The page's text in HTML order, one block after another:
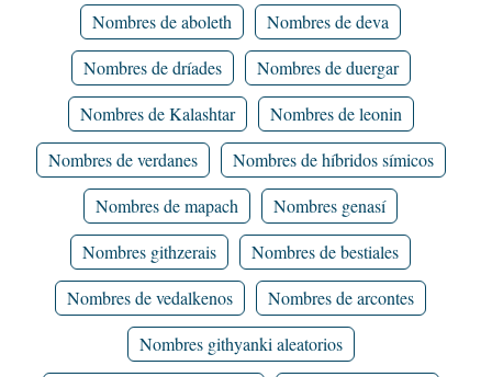
Nombres de aboleth
Nombres de deva
Nombres de dríades
Nombres de duergar
Nombres de Kalashtar
Nombres de leonin
Nombres de verdanes
Nombres de híbridos símicos
Nombres de mapach
Nombres genasí
Nombres githzerais
Nombres de bestiales
Nombres de vedalkenos
Nombres de arcontes
Nombres githyanki aleatorios